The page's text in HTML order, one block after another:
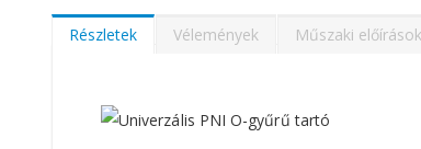
a
képgaléria
Részletek Vélemények Műszaki előírások